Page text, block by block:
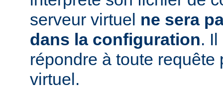
serveur virtuel ne sera
dans la configuration.
répondre à toute requête
virtuel.